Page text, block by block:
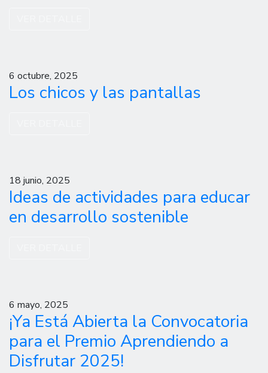
6 octubre, 2025
Los chicos y las pantallas
18 junio, 2025
Ideas de actividades para educar
en desarrollo sostenible
6 mayo, 2025
¡Ya Está Abierta la Convocatoria
para el Premio Aprendiendo a
Disfrutar 2025!